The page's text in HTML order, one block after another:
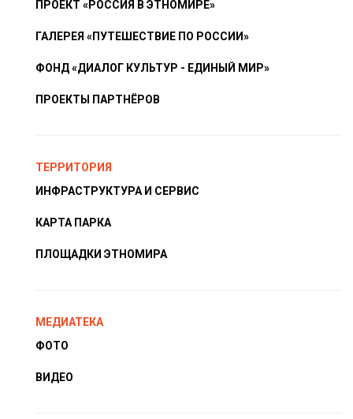
ПРОЕКТ «РОССИЯ В ЭТНОМИРЕ»
ГАЛЕРЕЯ «ПУТЕШЕСТВИЕ ПО РОССИИ»
ФОНД «ДИАЛОГ КУЛЬТУР - ЕДИНЫЙ МИР»
ПРОЕКТЫ ПАРТНЁРОВ
ТЕРРИТОРИЯ
ИНФРАСТРУКТУРА И СЕРВИС
КАРТА ПАРКА
ПЛОЩАДКИ ЭТНОМИРА
МЕДИАТЕКА
ФОТО
ВИДЕО